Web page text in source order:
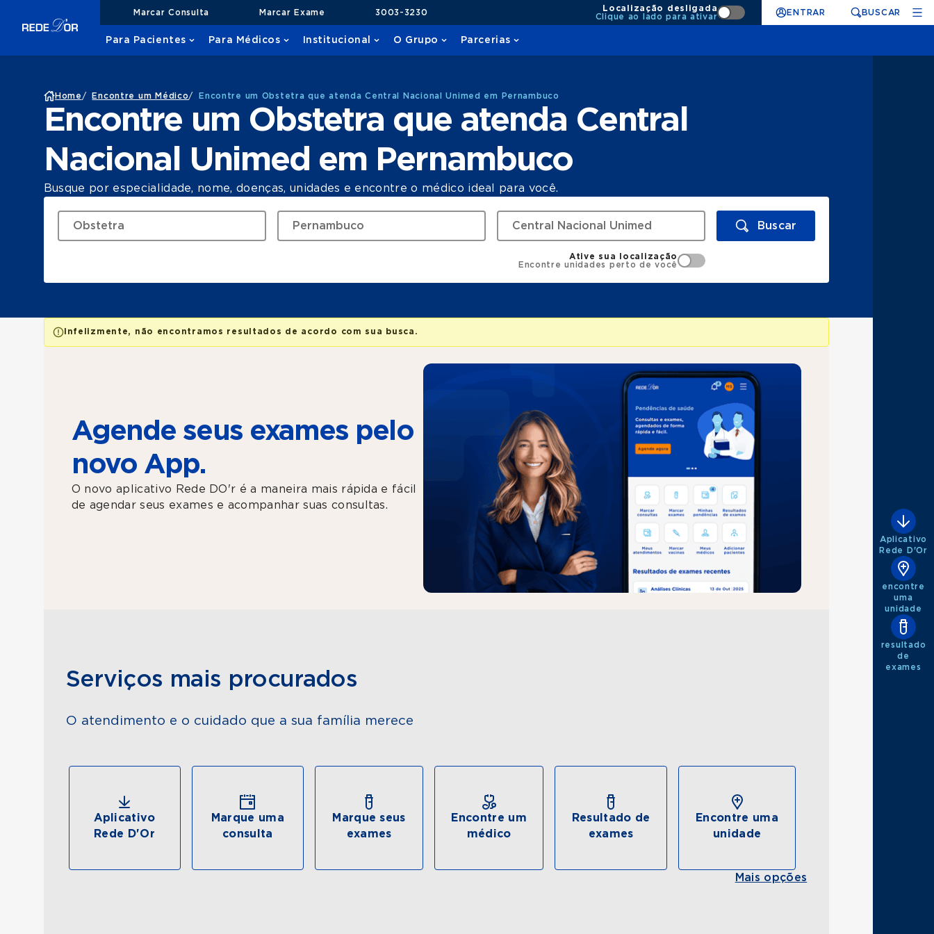
Marcar Consulta Marcar Exame 3003-3230
Localização desligada
Clique ao lado para ativar
ENTRAR BUSCAR
Para Pacientes Para Médicos Institucional O Grupo Parcerias
Home / Encontre um Médico/ Encontre um Obstetra que atenda Central Nacional Unimed em Pernambuco
Encontre um Obstetra que atenda Central
Nacional Unimed em Pernambuco
Busque por especialidade, nome, doenças, unidades e encontre o médico ideal para você.
Buscar
Ative sua localização
Encontre unidades perto de você
Infelizmente, não encontramos resultados de acordo com sua busca.
Agende seus exames pelo
novo App.
O novo aplicativo Rede DO'r é a maneira mais rápida e fácil
de agendar seus exames e acompanhar suas consultas.
Serviços mais procurados
O atendimento e o cuidado que a sua família merece
Aplicativo
Rede D'Or
Marque uma
consulta
Marque seus
exames
Encontre um
médico
Resultado de
exames
Encontre uma
unidade
Mais opções
Aplicativo
Rede D'Or
encontre
uma
unidade
resultado
de
exames